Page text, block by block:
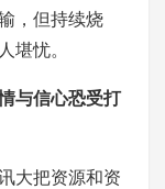
，但持续烧
堪忧。
与信心恐受打
大把资源和资